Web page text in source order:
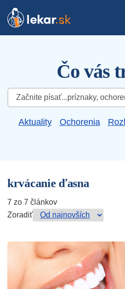
Čo vás
Hľadať:
Aktuality Ochorenia
krvácanie ďasna
7 zo 7 článkov
Zoradiť